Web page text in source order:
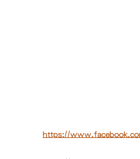
https://